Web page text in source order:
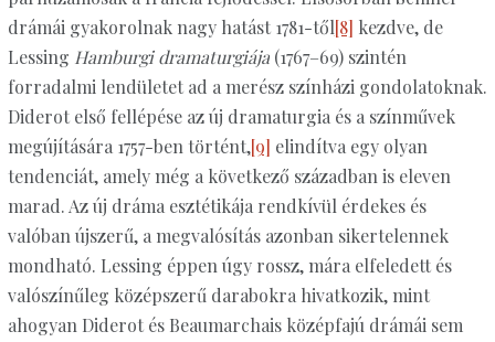
drámái gyakorolnak nagy hatást 1781-től[8] kezdve, de
Lessing Hamburgi dramaturgiája(1767–69) szintén
forradalmi lendületet ad a merész színházi gondolatoknak.
Diderot első fellépése az új dramaturgia és a színművek
megújítására 1757-ben történt,[9] elindítva egy olyan
tendenciát, amely még a következő században is eleven
marad. Az új dráma esztétikája rendkívül érdekes és
valóban újszerű, a megvalósítás azonban sikertelennek
mondható. Lessing éppen úgy rossz, mára elfeledett és
valószínűleg középszerű darabokra hivatkozik, mint
ahogyan Diderot és Beaumarchais középfajú drámái sem